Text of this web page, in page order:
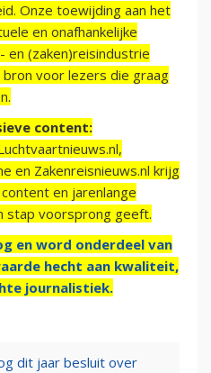
Onze toewijding aan het
en onafhankelijke
en (zaken)reisindustrie
voor lezers die graag
content:
en Zakenreisnieuws.nl krijg
en jarenlange
stap voorsprong geeft.
en word onderdeel van
hecht aan kwaliteit,
journalistiek.
dit jaar besluit over